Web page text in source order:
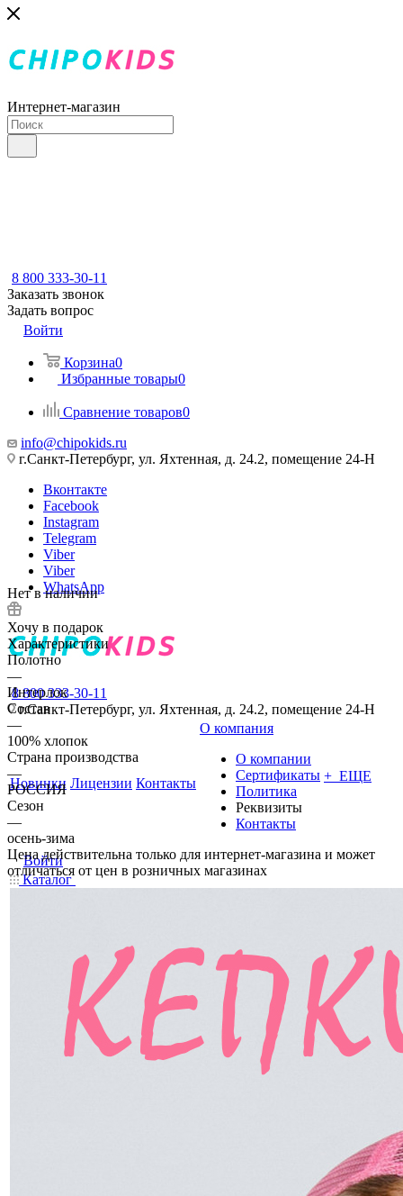
Интернет-магазин
8 800 333-30-11
Заказать звонок
Задать вопрос
Войти
Корзина0
Избранные товары0
Сравнение товаров0
info@chipokids.ru
г.Санкт-Петербург, ул. Яхтенная, д. 24.2, помещение 24-Н
Вконтакте
Facebook
Instagram
Telegram
Viber
Viber
WhatsApp
8 800 333-30-11
г.Санкт-Петербург, ул. Яхтенная, д. 24.2, помещение 24-Н
Новинки Лицензии Контакты
О компания
О компании
Сертификаты
Политика
Реквизиты
Контакты
+ ЕЩЕ
Войти
Каталог
Нет в наличии
Хочу в подарок
Характеристики
Полотно
—
Интерлок
Состав
—
100% хлопок
Страна производства
—
РОССИЯ
Сезон
—
осень-зима
Цена действительна только для интернет-магазина и может
отличаться от цен в розничных магазинах